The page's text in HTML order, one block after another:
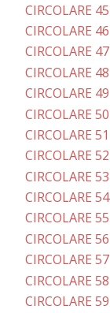
CIRCOLARE 45
CIRCOLARE 46
CIRCOLARE 47
CIRCOLARE 48
CIRCOLARE 49
CIRCOLARE 50
CIRCOLARE 51
CIRCOLARE 52
CIRCOLARE 53
CIRCOLARE 54
CIRCOLARE 55
CIRCOLARE 56
CIRCOLARE 57
CIRCOLARE 58
CIRCOLARE 59